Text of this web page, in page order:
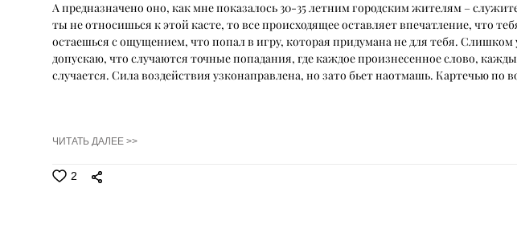
А предназначено оно, как мне показалось 30-35 летним городским жителям –
ты не относишься к этой касте, то все происходящее оставляет впечатление, что
остаешься с ощущением, что попал в игру, которая придумана не для тебя.
допускаю, что случаются точные попадания, где каждое произнесенное слово,
случается. Сила воздействия узконаправлена, но зато бьет наотмашь. Картечью по
ЧИТАТЬ ДАЛЕЕ >>
2